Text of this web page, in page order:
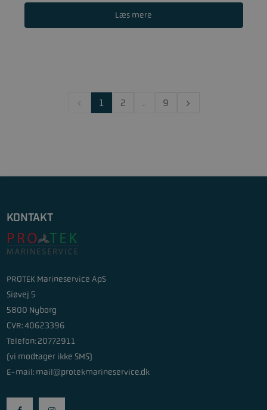
Læs mere
1 2 .. 9
KONTAKT
PROTEK Marineservice ApS
Siøvej 5
5800 Nyborg
CVR: 40623396
Telefon: 20772911
(vi modtager ikke SMS)
E-mail: mail@protekmarineservice.dk